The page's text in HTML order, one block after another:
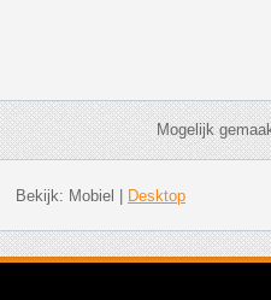
Mogelijk
Bekijk: Mobiel Desktop